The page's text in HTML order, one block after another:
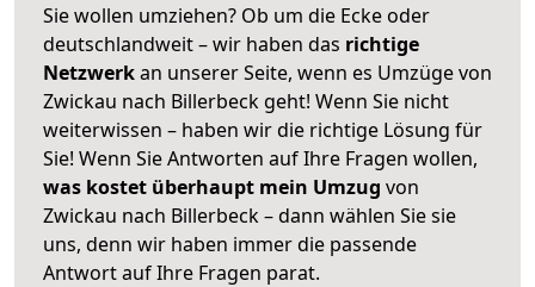
Sie wollen umziehen? Ob um die Ecke oder
deutschlandweit – wir haben das richtige
Netzwerkan unserer Seite, wenn es Umzüge von
Zwickau nach Billerbeck geht! Wenn Sie nicht
weiterwissen – haben wir die richtige Lösung für
Sie! Wenn Sie Antworten auf Ihre Fragen wollen,
was kostet überhaupt mein Umzug von
Zwickau nach Billerbeck – dann wählen Sie sie
uns, denn wir haben immer die passende
Antwort auf Ihre Fragen parat.